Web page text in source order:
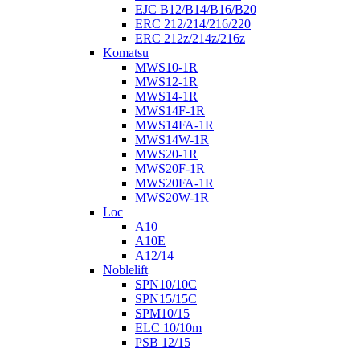
EJC B12/B14/B16/B20
ERC 212/214/216/220
ERC 212z/214z/216z
Komatsu
MWS10-1R
MWS12-1R
MWS14-1R
MWS14F-1R
MWS14FA-1R
MWS14W-1R
MWS20-1R
MWS20F-1R
MWS20FA-1R
MWS20W-1R
Loc
A10
A10E
A12/14
Noblelift
SPN10/10C
SPN15/15C
SPM10/15
ELC 10/10m
PSB 12/15